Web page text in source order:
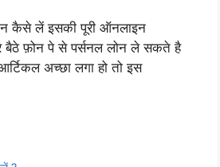
कैसे लें इसकी पूरी ऑनलाइन
बैठे फ़ोन पे से पर्सनल लोन ले सकते है
अच्छा लगा हो तो इस